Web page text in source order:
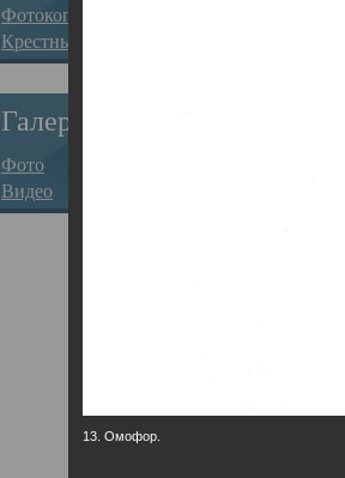
Фотокопии дел
Крестные ходы
Галерея
Фото
Видео
13. Омофор.